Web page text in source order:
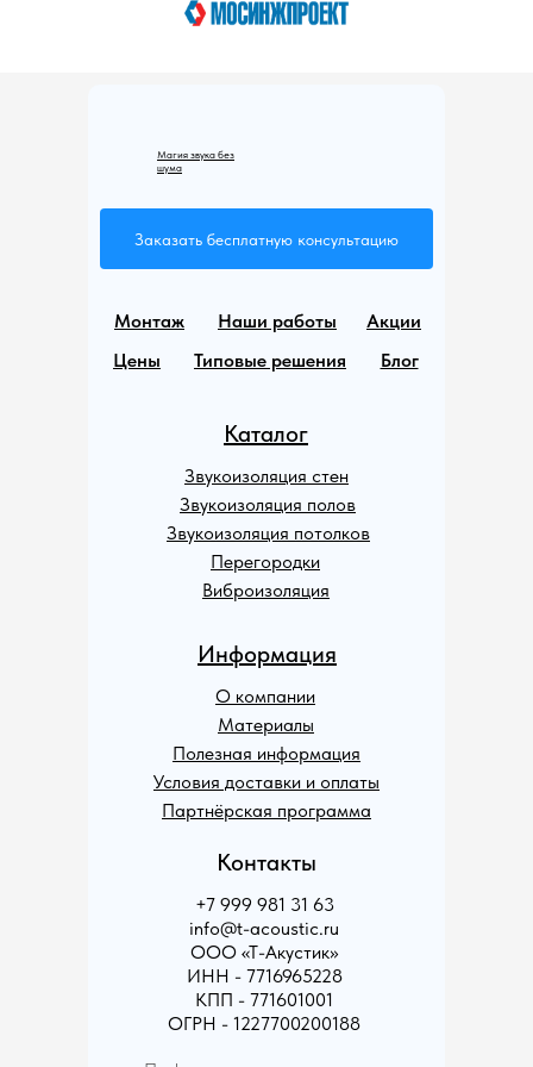
Заказать бесплатную консультацию
Магия звука без
шума
Каталог
Звукоизоляция стен
Звукоизоляция полов
Звукоизоляция потолков
Перегородки
Виброизоляция
Информация
О компании
Материалы
Полезная информация
Условия доставки и оплаты
Партнёрская программа
Контакты
+7 999 981 31 63
info@t-acoustic.ru
ООО «Т-Акустик»
ИНН - 7716965228
КПП - 771601001
ОГРН - 1227700200188
Монтаж Наши работы
Акции
Цены
Типовые решения Блог